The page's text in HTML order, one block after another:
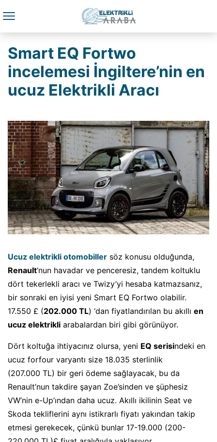
Smart EQ Fortwo
incelemesi İngiltere’nin en
ucuz Elektrikli Aracı
Ucuz elektrikli otomobiller söz konusu olduğunda,
Renault‘nun havadar ve penceresiz, tandem koltuklu
dört tekerlekli aracı ve Twizy’yi hesaba katmazsanız,
bir sonraki en iyisi yeni Smart EQ Fortwo olabilir.
17.550 £ (202.000 TL) ‘dan fiyatlandırılan bu akıllı en
ucuz elektrikli arabalardan biri gibi görünüyor.
Dört koltuğa ihtiyacınız olursa, yeni EQ serisindeki en
ucuz forfour varyantı size 18.035 sterlinlik
(207.000 TL) bir geri ödeme sağlayacak, bu da
Renault’nun takdire şayan Zoe’sinden ve şüphesiz
VW’nin e-Up’ından daha ucuz. Akıllı ikilinin Seat ve
Skoda tekliflerini aynı istikrarlı fiyatı yakından takip
etmesi gerekecek, çünkü bunlar 17-19.000 (200-